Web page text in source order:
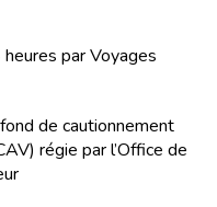
par Voyages
de cautionnement
régie par l’Office de